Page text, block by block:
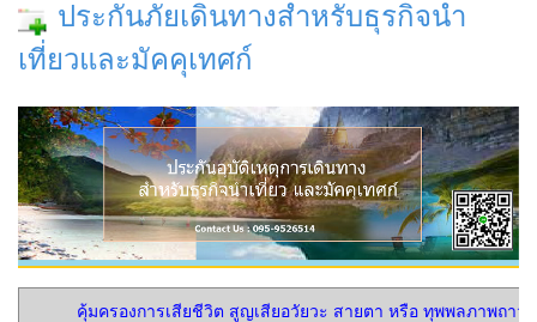
ประกันภัยเดินทางสำหรับธุรกิจนำ
เที่ยวและมัคคุเทศก์
คุ้มครองการเสียชีวิต สูญเสียอวัยวะ สายตา หรือ ทุพพลภาพถาว